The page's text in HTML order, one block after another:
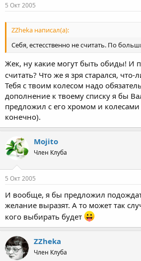
5 Окт 2005
ZZheka написал(а):
Себя, естесственно не считать. По
Жек, ну какие могут быть обиды! И
считать? Что же я зря старался, что-
Тебя с твоим колесом надо
дополнение к твоему списку я бы
предложил с его хромом и колесами
конечно).
Mojito
Член Клуба
5 Окт 2005
И вообще, я бы предложил
желание выразят. А то может так
кого выбирать будет
ZZheka
Член Клуба